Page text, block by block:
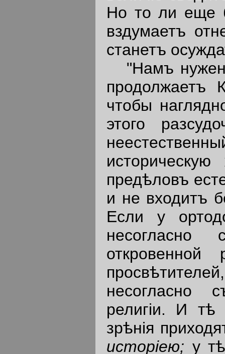
Но то ли еще
вздумаетъ
станетъ
"Намъ
чтобы
этого
предѣловъ
и не входитъ
Если у
несогласно
несогласно
религiи. И тѣ
зрѣнiя
исторiею; у